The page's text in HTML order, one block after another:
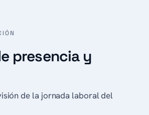
presencia y
de la jornada laboral del